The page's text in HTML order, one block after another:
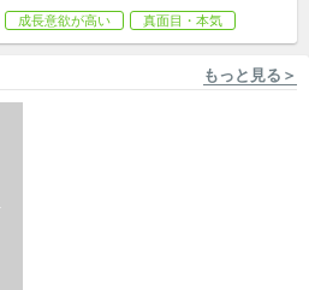
成長意欲が高い 真面目・本気
もっと見る＞